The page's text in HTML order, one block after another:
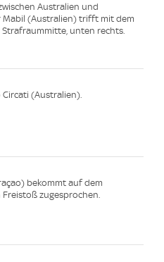
Australien und
Mabil (Australien) trifft mit dem
unten rechts.
(Australien).
bekommt auf dem
zugesprochen.